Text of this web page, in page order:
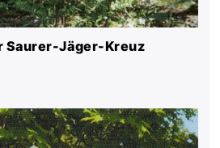
Saurer-Jäger-Kreuz